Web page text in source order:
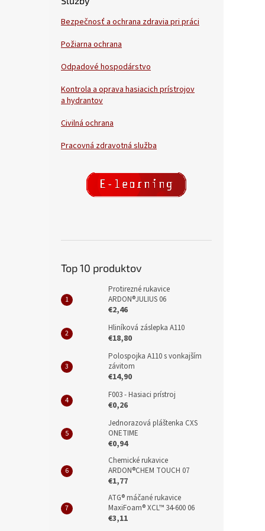
Bezpečnosť a ochrana zdravia pri práci
Požiarna ochrana
Odpadové hospodárstvo
Kontrola a oprava hasiacich prístrojov
a hydrantov
Civilná ochrana
Pracovná zdravotná služba
Top 10 produktov
Protirezné rukavice
ARDON®JULIUS 06
€2,46
Hliníková záslepka A110
€18,80
Polospojka A110 s vonkajším
závitom
€14,90
F003 - Hasiaci prístroj
€0,26
Jednorazová pláštenka CXS
ONETIME
€0,94
Chemické rukavice
ARDON®CHEM TOUCH 07
€1,77
ATG® máčané rukavice
MaxiFoam® XCL™ 34-600 06
€3,11